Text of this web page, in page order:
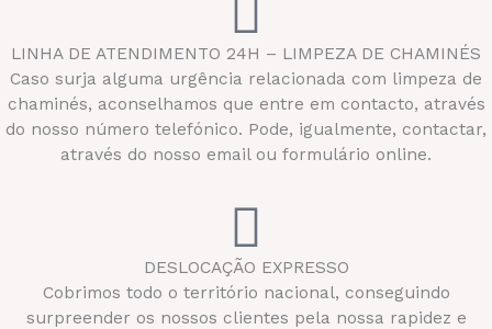
LINHA DE ATENDIMENTO 24H – LIMPEZA DE CHAMINÉS
Caso surja alguma urgência relacionada com limpeza de
chaminés, aconselhamos que entre em contacto, através
do nosso número telefónico. Pode, igualmente, contactar,
através do nosso email ou formulário online.
DESLOCAÇÃO EXPRESSO
Cobrimos todo o território nacional, conseguindo
surpreender os nossos clientes pela nossa rapidez e